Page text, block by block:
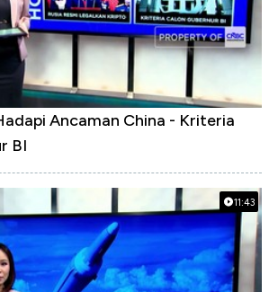
Ancaman China - Kriteria
BI
11:43